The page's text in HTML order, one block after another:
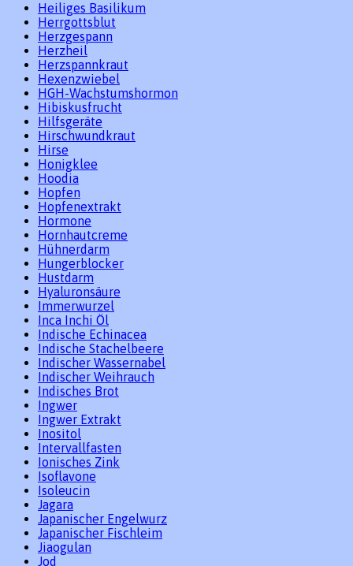
Heiliges Basilikum
Herrgottsblut
Herzgespann
Herzheil
Herzspannkraut
Hexenzwiebel
HGH-Wachstumshormon
Hibiskusfrucht
Hilfsgeräte
Hirschwundkraut
Hirse
Honigklee
Hoodia
Hopfen
Hopfenextrakt
Hormone
Hornhautcreme
Hühnerdarm
Hungerblocker
Hustdarm
Hyaluronsäure
Immerwurzel
Inca Inchi Öl
Indische Echinacea
Indische Stachelbeere
Indischer Wassernabel
Indischer Weihrauch
Indisches Brot
Ingwer
Ingwer Extrakt
Inositol
Intervallfasten
Ionisches Zink
Isoflavone
Isoleucin
Jagara
Japanischer Engelwurz
Japanischer Fischleim
Jiaogulan
Jod